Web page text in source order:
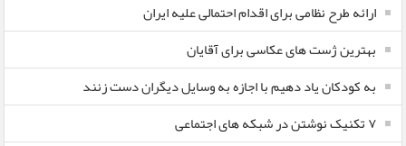
ارائه طرح نظامی برای اقدام احتمالی علیه ایران
بهترین ژست های عکاسی برای آقایان
به کودکان یاد دهیم با اجازه به وسایل دیگران دست زنند
۷ تکنیک نوشتن در شبکه های اجتماعی